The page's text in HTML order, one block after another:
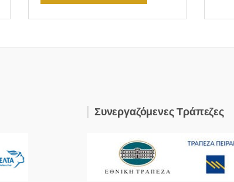
Συνεργαζόμενες Τράπεζες